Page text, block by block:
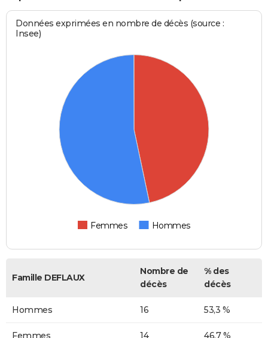
Données exprimées en nombre de décès (source :
Insee)
Femmes Hommes
Famille DEFLAUX
Nombre de
décès
% des
décès
Hommes 16 53,3 %
Femmes 14 46,7 %